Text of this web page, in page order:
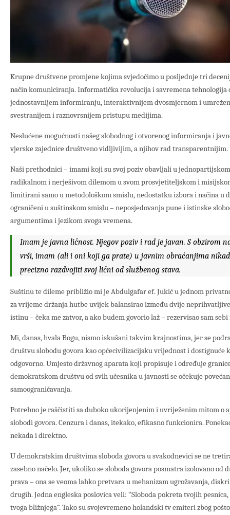
Krupne društvene promjene kojima svjedočimo u posljednje tri
način komuniciranja. Informatička revolucija i savremena
jednostavnijem informiranju, interaktivnijem dvosmjernom i
svestranijem i raznovrsnijem pristupu medijima.
Neslućene mogućnosti našeg slobodnog i otvorenog informiranja i
vjerske zajednice društveno vidljivijim, a njihov rad transparentnijim.
Naši prethodnici – imami koji su svoj poziv obavljali u
radikalnom i nerješivom dilemom u svom prosvjetiteljskom i
limitirani samo u metodološkom smislu, nedostatku izbora i načina u
ograničeni u suštinskom smislu – neposjedovanja pune i istinske
argumentima i jezikom svoga vremena.
Imam je javna ličnost. Njegov poziv i rad je javan. S obzirom
vrši, imam (ali i oni koji ga prate) u javnim obraćanjima
precizno razdvojiti svoj lični od službenog stava.
Suštinu te dileme približio mi je Abdulgafar ef. Jukić u jednom
za vrijeme držanja hutbe uvijek balansirao između dvije
istinu – čeka me zatvor, a ako budem govorio laž – rezervisao sam sebi
Mi, danas, hvala Bogu, nismo iskušani takvim krajnostima, jer se
društvu slobodu govora kao općecivilizacijsku vrijednost i dostignuće
odgovorno. Umjesto državnog aparata koji propisuje i određuje
demokratskom društvu od svih učesnika u javnosti se očekuje
samoograničavanja.
Potrebno je raščistiti sa duboko ukorijenjenim i uvriježenim mitom o
slobodi govora. Cenzura i danas, itekako, efikasno funkcionira.
nekada i direktno.
U demokratskim društvima sloboda govora u svakodnevici se ne
zasebno načelo. Jer, ukoliko se sloboda govora posmatra izolovano
prava – ona se veoma lahko pretvara u mehanizam ugrožavanja,
drugih. Jedna engleska poslovica veli: “Sloboda pokreta tvojih
tvoga bližnjega”. Tako su svojevremeno holandski tv emiteri zbog